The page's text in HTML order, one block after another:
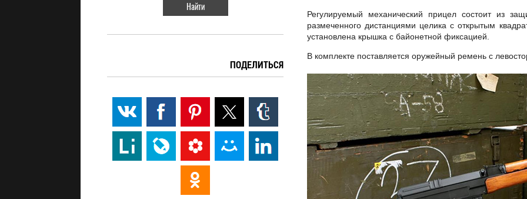
Регулируемый механический прицел состоит из
размеченного дистанциями целика с открытым
установлена крышка с байонетной фиксацией.
В комплекте поставляется оружейный ремень с
ПОДЕЛИТЬСЯ